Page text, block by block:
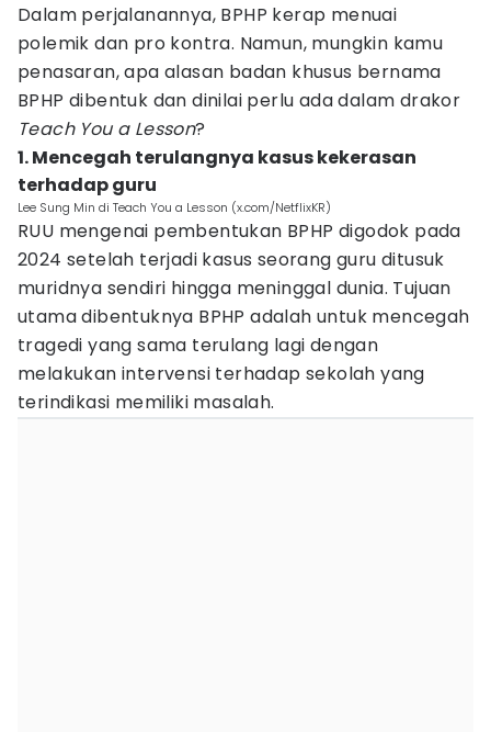
Dalam perjalanannya, BPHP kerap menuai
polemik dan pro kontra. Namun, mungkin kamu
penasaran, apa alasan badan khusus bernama
BPHP dibentuk dan dinilai perlu ada dalam drakor
Teach You a Lesson?
1. Mencegah terulangnya kasus kekerasan
terhadap guru
Lee Sung Min di Teach You a Lesson (x.com/NetflixKR)
RUU mengenai pembentukan BPHP digodok pada
2024 setelah terjadi kasus seorang guru ditusuk
muridnya sendiri hingga meninggal dunia. Tujuan
utama dibentuknya BPHP adalah untuk mencegah
tragedi yang sama terulang lagi dengan
melakukan intervensi terhadap sekolah yang
terindikasi memiliki masalah.